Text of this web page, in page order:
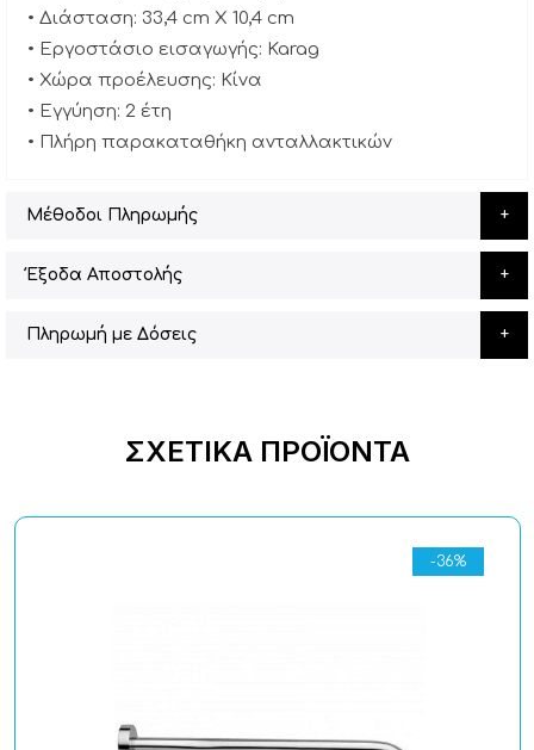
• Διάσταση: 33,4 cm X 10,4 cm
• Εργοστάσιο εισαγωγής: Karag
• Χώρα προέλευσης: Κίνα
• Εγγύηση: 2 έτη
• Πλήρη παρακαταθήκη ανταλλακτικών
Μέθοδοι Πληρωμής
Έξοδα Αποστολής
Πληρωμή με Δόσεις
ΣΧΕΤΙΚΆ ΠΡΟΪΌΝΤΑ
-36%